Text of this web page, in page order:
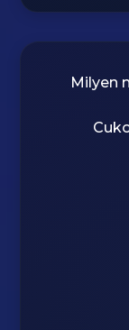
Milyen